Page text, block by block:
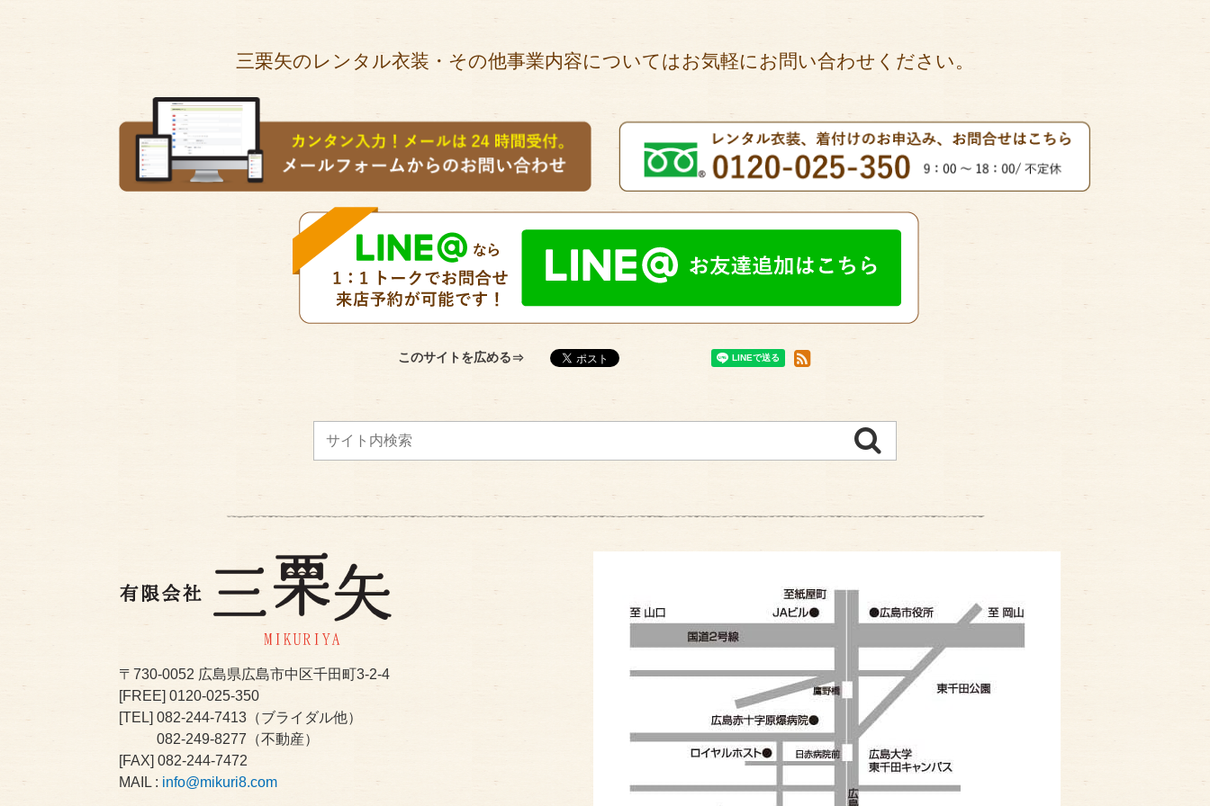
三栗矢のレンタル衣装・その他事業内容についてはお気軽にお問い合わせください。
このサイトを広める
〒730-0052 広島県広島市中区千田町3-2-4
[FREE] 0120-025-350
[TEL] 082-244-7413 （ブライダル他）
082-249-8277 （不動産）
[FAX] 082-244-7472
MAIL : info@mikuri8.com